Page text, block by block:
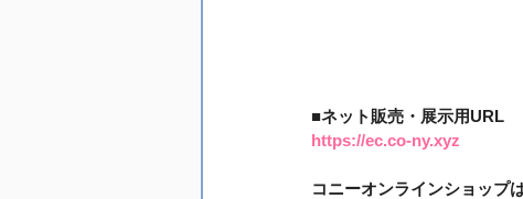
■ネット販売・展示用URL
https://ec.co-ny.xyz
コニーオンラインショップ